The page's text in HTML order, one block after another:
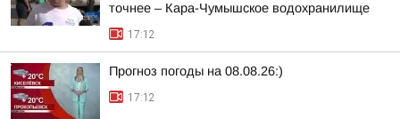
точнее – Кара-Чумышское водохранилище
17:12
Прогноз погоды на 08.08.26:)
17:12